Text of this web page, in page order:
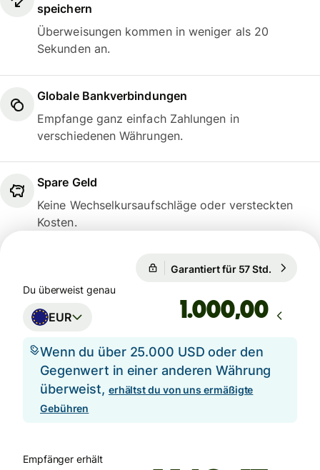
speichern
Überweisungen kommen in weniger als 20
Sekunden an.
Globale Bankverbindungen
Empfange ganz einfach Zahlungen in
verschiedenen Währungen.
Spare Geld
Keine Wechselkursaufschläge oder versteckten
Kosten.
Garantiert für 57 Std.
Du überweist genau
EUR ,00
Wenn du über 25.000 USD oder den
Gegenwert in einer anderen Währung
überweist, erhältst du von uns ermäßigte
Gebühren
Empfänger erhält